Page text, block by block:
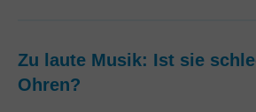
Zu laute Musik: Ist sie
Ohren?